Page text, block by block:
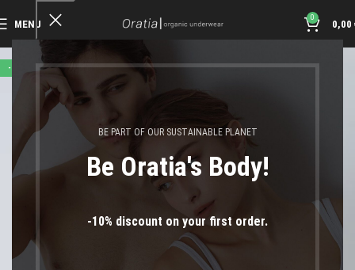
BE PART OF OUR SUSTAINABLE PLANET
Be Oratia's Body!
-10% discount on your first order.
MENU
0
0,00
-40%